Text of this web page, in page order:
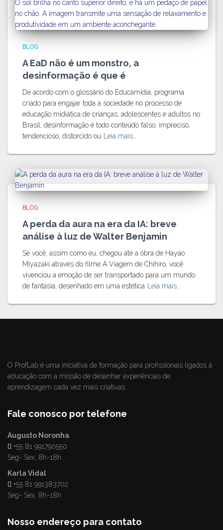
BLOG
A EaD não é um monstro, a
desinformação é que é
De acordo com o glossário do Educamídia, programa
criado para engajar toda a sociedade no processo de
educação midiática de crianças, adolescentes e adultos no
Brasil, desinformação é todo conteúdo falso, impreciso,
tendencioso, distorcido ou
Leia mais…
BLOG
A perda da aura na era da IA: breve
análise à luz de Walter Benjamin
Se você, assim como eu, chegou até a obra de Hayao
Miyazaki através do filme A Viagem de Chihiro, você
vivenciou a emoção de ser transportado para um mundo
de fantasia, desenhado em uma estética
Leia mais…
O ProfLab é uma iniciativa de formação para profissionais ligados à
educação com a missão de desenhar experiências de
aprendizagem cada vez mais criativas.
Fale conosco por telefone
Augusto Noronha
+55 81 991790550
Seg- Sex, 8h-18h
Karla Vidal
+55 81 991383702
Seg- Sex, 8h-18h
Nosso endereço para contato